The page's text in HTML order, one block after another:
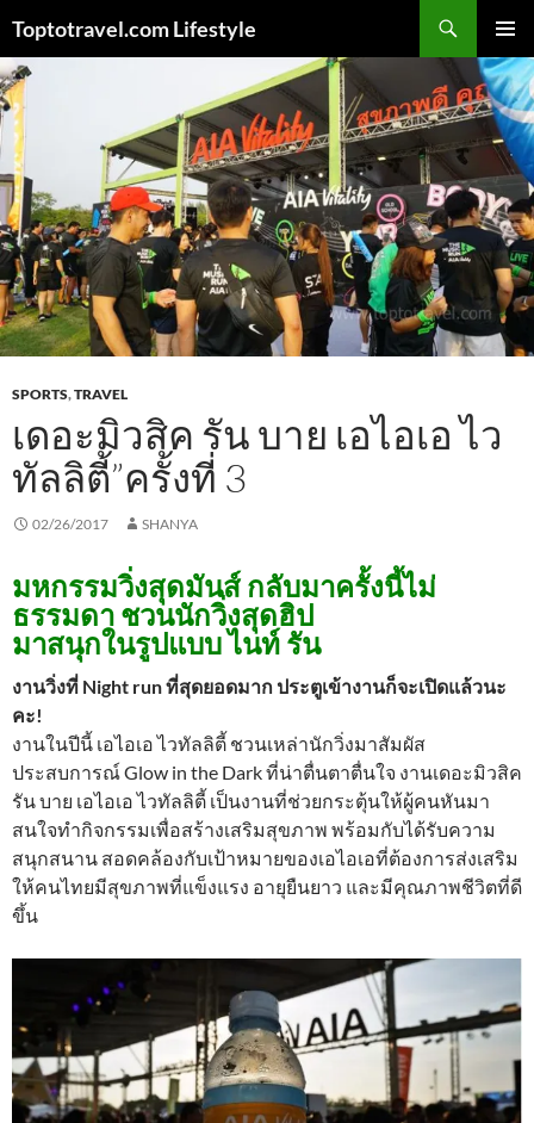
content
Toptotravel.com Lifestyle
MENU
SPORTS,TRAVEL
เดอะมิวสิค รัน บาย เอไอเอ ไว
ทัลลิตี้”ครั้งที่ 3
02/26/2017 SHANYA
มหกรรมวิ่งสุดมันส์ กลับมาครั้งนี้ไม่
ธรรมดา ชวนนักวิ่งสุดฮิป
มาสนุกในรูปแบบ ไนท์ รัน
งานวิ่งที่ Night run ที่สุดยอดมาก ประตูเข้างานก็จะเปิดแล้วนะ
คะ!
งานในปีนี้ เอไอเอ ไวทัลลิตี้ ชวนเหล่านักวิ่งมาสัมผัส
ประสบการณ์ Glow in the Dark ที่น่าตื่นตาตื่นใจ งานเดอะมิวสิค
รัน บาย เอไอเอ ไวทัลลิตี้ เป็นงานที่ช่วยกระตุ้นให้ผู้คนหันมา
สนใจทำกิจกรรมเพื่อสร้างเสริมสุขภาพ พร้อมกับได้รับความ
สนุกสนาน สอดคล้องกับเป้าหมายของเอไอเอที่ต้องการส่งเสริม
ให้คนไทยมีสุขภาพที่แข็งแรง อายุยืนยาว และมีคุณภาพชีวิตที่ดี
ขึ้น